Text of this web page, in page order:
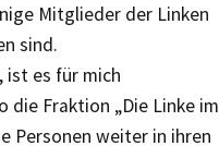
Mitglieder der Linken
sind.
ist es für mich
die Fraktion „Die Linke im
Personen weiter in ihren